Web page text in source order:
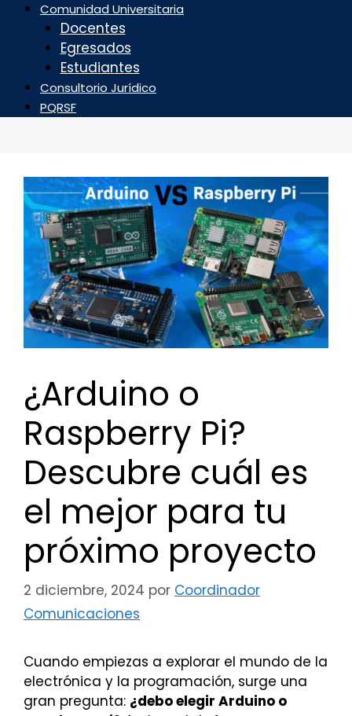
Comunidad Universitaria
Docentes
Egresados
Estudiantes
Consultorio Jurídico
PQRSF
¿Arduino o
Raspberry Pi?
Descubre cuál es
el mejor para tu
próximo proyecto
2 diciembre, 2024 por Coordinador
Comunicaciones
Cuando empiezas a explorar el mundo de la
electrónica y la programación, surge una
gran pregunta: ¿debo elegir Arduino o